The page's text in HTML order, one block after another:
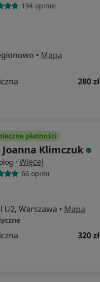
194 opinie
• Mapa
280 zł
płatności
Klimczuk
· Więcej
66 opinii
U2, Warszawa • Mapa
320 zł